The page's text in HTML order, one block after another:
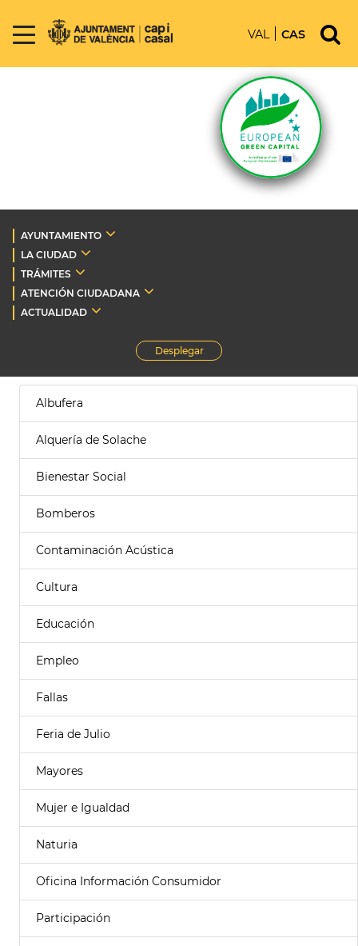
VAL CAS
AYUNTAMIENTO
LA CIUDAD
TRÁMITES
ATENCIÓN CIUDADANA
ACTUALIDAD
Desplegar
Albufera
Alquería de Solache
Bienestar Social
Bomberos
Contaminación Acústica
Cultura
Educación
Empleo
Fallas
Feria de Julio
Mayores
Mujer e Igualdad
Naturia
Oficina Información Consumidor
Participación